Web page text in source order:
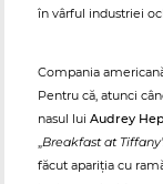
în vârful industriei
Compania
Pentru că, atunci
nasul lui Audrey
„Breakfast at
făcut apariția cu